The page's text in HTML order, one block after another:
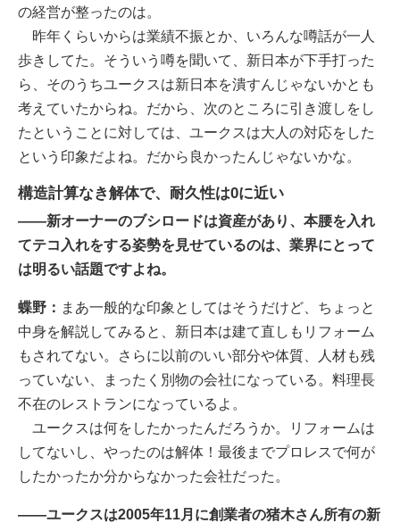
の経営が整ったのは。
昨年くらいからは業績不振とか、いろんな噂話が一人
歩きしてた。そういう噂を聞いて、新日本が下手打った
ら、そのうちユークスは新日本を潰すんじゃないかとも
考えていたからね。だから、次のところに引き渡しをし
たということに対しては、ユークスは大人の対応をした
という印象だよね。だから良かったんじゃないかな。
構造計算なき解体で、耐久性は0に近い
――新オーナーのブシロードは資産があり、本腰を入れ
てテコ入れをする姿勢を見せているのは、業界にとって
は明るい話題ですよね。
蝶野： まあ一般的な印象としてはそうだけど、ちょっと
中身を解説してみると、新日本は建て直しもリフォーム
もされてない。さらに以前のいい部分や体質、人材も残
っていない、まったく別物の会社になっている。料理長
不在のレストランになっているよ。
ユークスは何をしたかったんだろうか。リフォームは
してないし、やったのは解体！最後までプロレスで何が
したかったか分からなかった会社だった。
――ユークスは2005年11月に創業者の猪木さん所有の新